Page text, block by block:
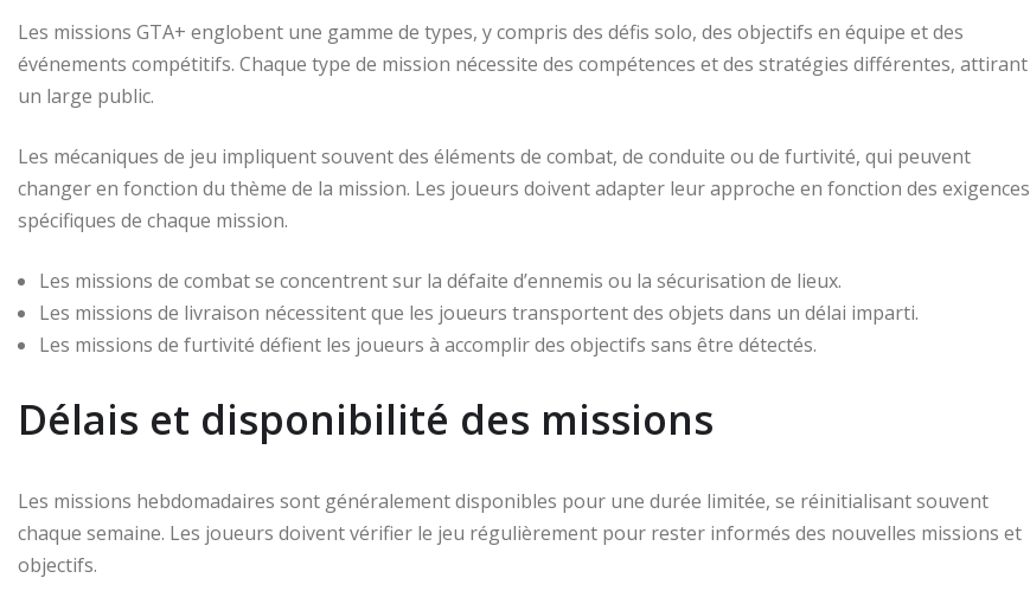
Les missions GTA+ englobent une gamme de types, y compris des défis solo, des objectifs en équipe et des
événements compétitifs. Chaque type de mission nécessite des compétences et des stratégies différentes, attirant
un large public.
Les mécaniques de jeu impliquent souvent des éléments de combat, de conduite ou de furtivité, qui peuvent
changer en fonction du thème de la mission. Les joueurs doivent adapter leur approche en fonction des exigences
spécifiques de chaque mission.
Les missions de combat se concentrent sur la défaite d’ennemis ou la sécurisation de lieux.
Les missions de livraison nécessitent que les joueurs transportent des objets dans un délai imparti.
Les missions de furtivité défient les joueurs à accomplir des objectifs sans être détectés.
Délais et disponibilité des missions
Les missions hebdomadaires sont généralement disponibles pour une durée limitée, se réinitialisant souvent
chaque semaine. Les joueurs doivent vérifier le jeu régulièrement pour rester informés des nouvelles missions et
objectifs.